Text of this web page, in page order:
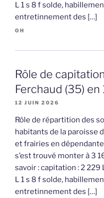
L 1 s 8 f solde,
entretinnement des […]
OH
Rôle de
Ferchaud (35) en
12 JUIN 2026
Rôle de répartition des
habitants de la paroisse
et frairies en
s’est trouvé monter à 3
savoir : capitation : 2 229
L 1 s 8 f solde,
entretinnement des […]